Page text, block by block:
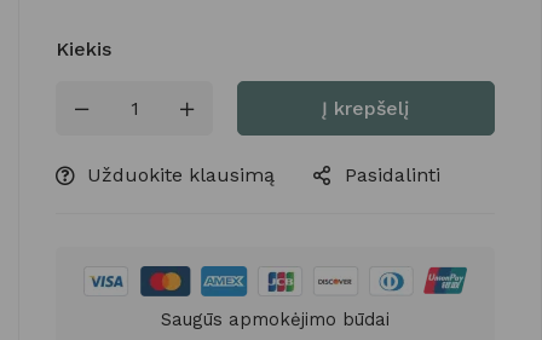
Kiekis
Į krepšelį
Užduokite klausimą Pasidalinti
Saugūs apmokėjimo būdai